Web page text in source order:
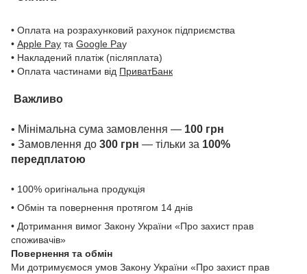
• Оплата на розрахунковий рахунок підприємства
• Apple Pay та Google Pay
• Накладений платіж (післяплата)
• Оплата частинами від ПриватБанк
Важливо
• Мінімальна сума замовлення — 100 грн
• Замовлення до 300 грн — тільки за 100%
передплатою
• 100% оригінальна продукція
• Обмін та повернення протягом 14 днів
• Дотримання вимог Закону України «Про захист прав
споживачів»
Повернення та обмін
Ми дотримуємося умов Закону України «Про захист прав